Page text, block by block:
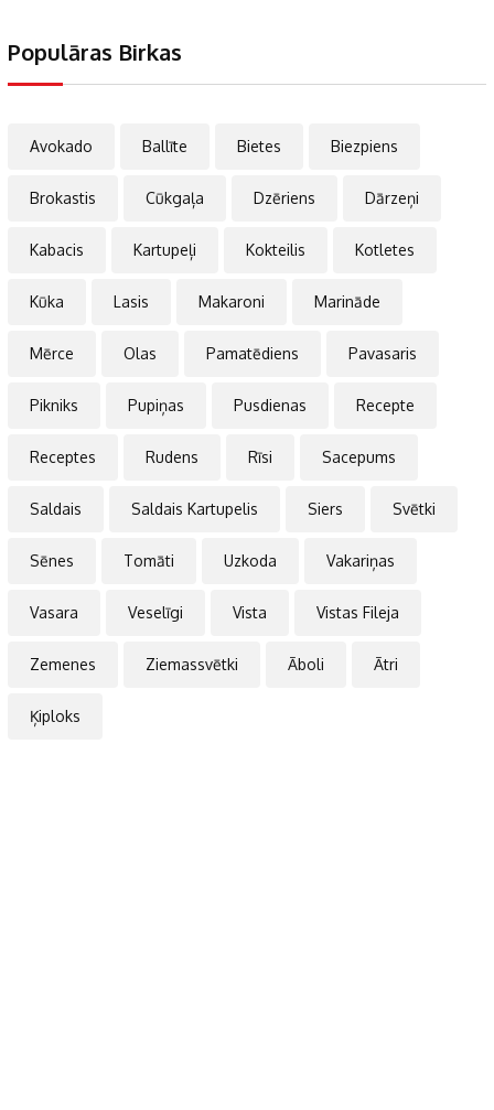
Populāras Birkas
Avokado Ballīte Bietes Biezpiens
Brokastis Cūkgaļa Dzēriens Dārzeņi
Kabacis Kartupeļi Kokteilis Kotletes
Kūka Lasis Makaroni Marināde
Mērce Olas Pamatēdiens Pavasaris
Pikniks Pupiņas Pusdienas Recepte
Receptes Rudens Rīsi Sacepums
Saldais Saldais Kartupelis Siers Svētki
Sēnes Tomāti Uzkoda Vakariņas
Vasara Veselīgi Vista Vistas Fileja
Zemenes Ziemassvētki Āboli Ātri
Ķiploks